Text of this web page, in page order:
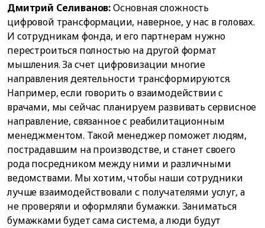
Дмитрий Селиванов:Основная сложность
цифровой трансформации, наверное, у нас в головах.
И сотрудникам фонда, и его партнерам нужно
перестроиться полностью на другой формат
мышления. За счет цифровизации многие
направления деятельности трансформируются.
Например, если говорить о взаимодействии с
врачами, мы сейчас планируем развивать сервисное
направление, связанное с реабилитационным
менеджментом. Такой менеджер поможет людям,
пострадавшим на производстве, и станет своего
рода посредником между ними и различными
ведомствами. Мы хотим, чтобы наши сотрудники
лучше взаимодействовали с получателями услуг, а
не проверяли и оформляли бумажки. Заниматься
бумажками будет сама система, а люди будут